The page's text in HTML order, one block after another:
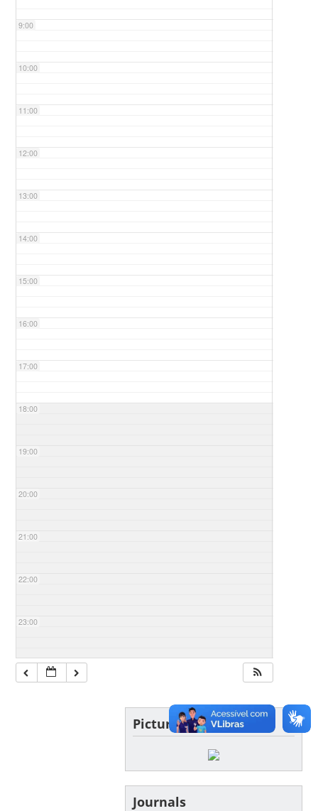
9:00
10:00
11:00
12:00
13:00
14:00
15:00
16:00
17:00
18:00
19:00
20:00
21:00
22:00
23:00
Picture of the day
Journals